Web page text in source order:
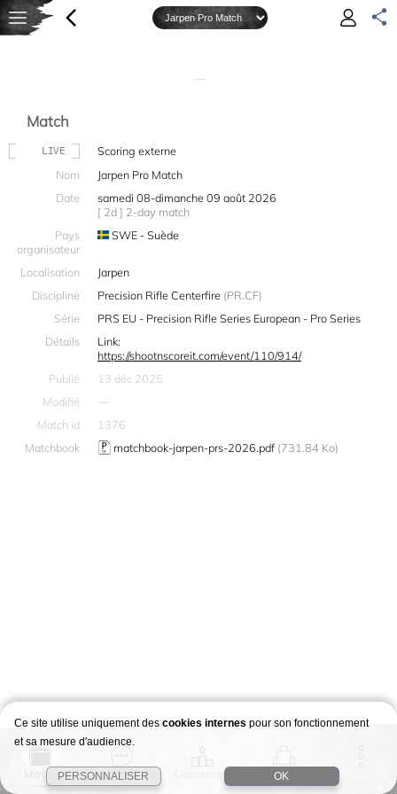
—
Match
LIVE
Scoring externe
Nom
Jarpen Pro Match
Date
samedi 08-dimanche 09 août 2026
[ 2d ] 2-day match
Pays
organisateur
SWE - Suède
Localisation
Jarpen
Discipline
Precision Rifle Centerfire (PR.CF)
Série
PRS EU - Precision Rifle Series European - Pro Series
Détails
Link:
https://shootnscoreit.com/event/110/914/
Publié
13 déc 2025
Modifié
—
Match id
1376
Matchbook
matchbook-jarpen-prs-2026.pdf (731.84 Ko)
Match Story Classement Stages
Ce site utilise uniquement des cookies internes pour son fonctionnement
et sa mesure d'audience.
PERSONNALISER OK